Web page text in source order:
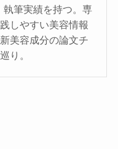
筆実績を持つ。専
しやすい美容情報
美容成分の論文チ
り。